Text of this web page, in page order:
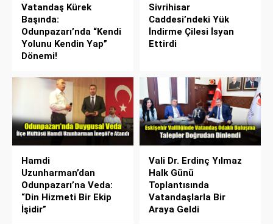
Vatandaş Kürek
Başında:
Odunpazarı’nda “Kendi
Yolunu Kendin Yap”
Dönemi!
Sivrihisar
Caddesi’ndeki Yük
İndirme Çilesi İsyan
Ettirdi
Hamdi
Uzunharman’dan
Odunpazarı’na Veda:
“Din Hizmeti Bir Ekip
İşidir”
Vali Dr. Erdinç Yılmaz
Halk Günü
Toplantısında
Vatandaşlarla Bir
Araya Geldi